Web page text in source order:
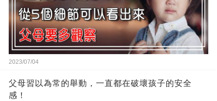
2023/07/04
父母習以為常的舉動，一直都在破壞孩子的安全
感！